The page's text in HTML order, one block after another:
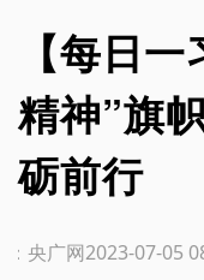
【每日
精神”旗
砺前行
2023-07-05
：央广网